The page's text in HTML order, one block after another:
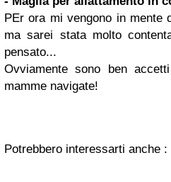
PEr ora mi vengono in mente
ma sarei stata molto
pensato...
Ovviamente sono ben
mamme navigate!
Potrebbero interessarti anche :